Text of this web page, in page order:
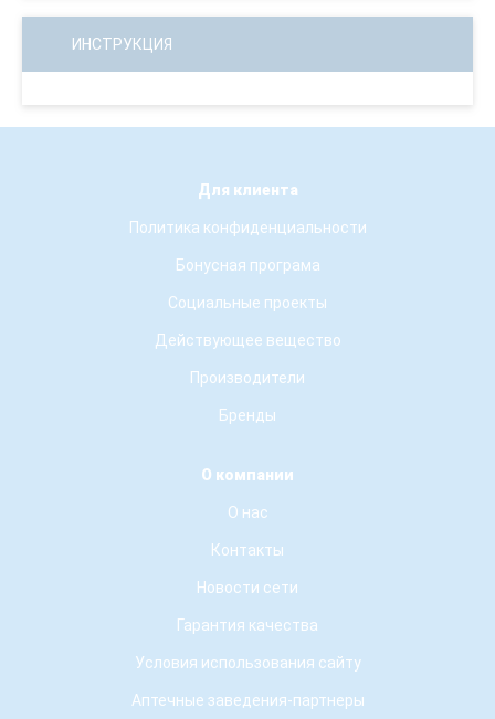
ИНСТРУКЦИЯ
Для клиента
Политика конфиденциальности
Бонусная програма
Социальные проекты
Действующее вещество
Производители
Бренды
О компании
О нас
Контакты
Новости сети
Гарантия качества
Условия использования сайту
Аптечные заведения-партнеры